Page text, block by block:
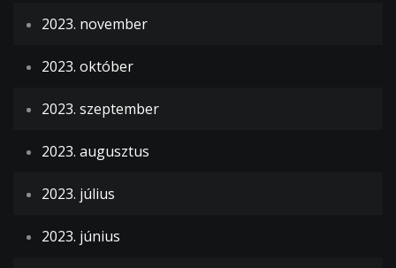
2023. november
2023. október
2023. szeptember
2023. augusztus
2023. július
2023. június